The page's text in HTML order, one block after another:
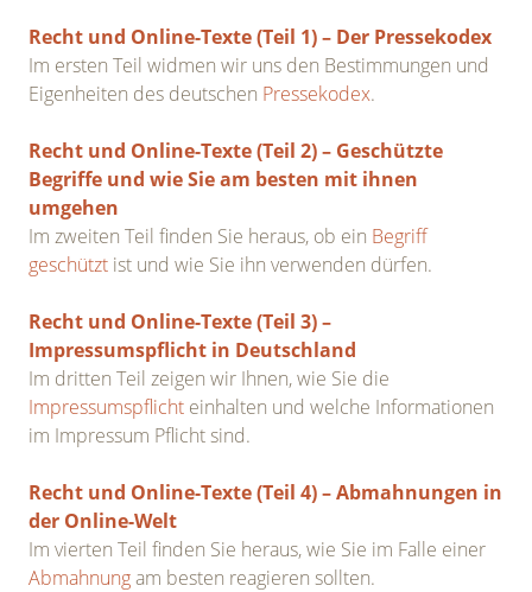
Recht und Online-Texte (Teil 1) – Der Pressekodex
Im ersten Teil widmen wir uns den Bestimmungen und
Eigenheiten des deutschen Pressekodex.
Recht und Online-Texte (Teil 2) – Geschützte
Begriffe und wie Sie am besten mit ihnen
umgehen
Im zweiten Teil finden Sie heraus, ob ein Begriff
geschützt ist und wie Sie ihn verwenden dürfen.
Recht und Online-Texte (Teil 3) –
Impressumspflicht in Deutschland
Im dritten Teil zeigen wir Ihnen, wie Sie die
Impressumspflicht einhalten und welche Informationen
im Impressum Pflicht sind.
Recht und Online-Texte (Teil 4) – Abmahnungen in
der Online-Welt
Im vierten Teil finden Sie heraus, wie Sie im Falle einer
Abmahnungam besten reagieren sollten.